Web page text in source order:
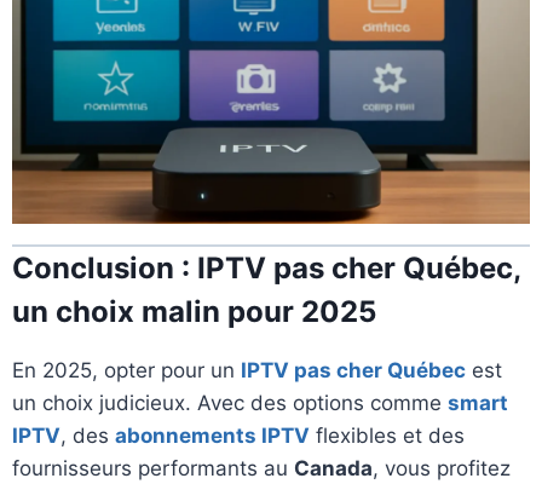
Conclusion : IPTV pas cher Québec,
un choix malin pour 2025
En 2025, opter pour un IPTV pas cher Québec est
un choix judicieux. Avec des options comme smart
IPTV, des abonnements IPTV flexibles et des
fournisseurs performants au Canada, vous profitez